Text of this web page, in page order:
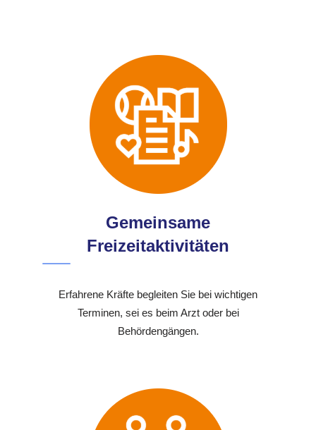
Gemeinsame
Freizeitaktivitäten
Erfahrene Kräfte begleiten Sie bei wichtigen
Terminen, sei es beim Arzt oder bei
Behördengängen.